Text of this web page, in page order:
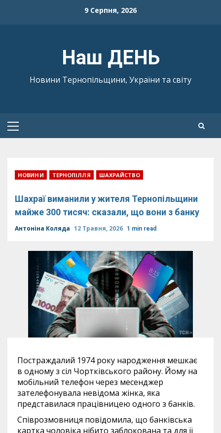
9 Серпня, 2026
Наш ДЕНЬ
Новини Тернопільщини, України та світу
Primary
НОВИНИ ТЕРНОПІЛЛЯ ШАХРАЙСТВО
Шахраї виманили у жителя Тернопільщини
майже 300 тисяч: сказали, що вони з банку
Антоніна Коляда 12 Травня, 2026 1 min read
Постраждалий 1974 року народження мешкає
в одному з сіл Чортківського району. Йому на
мобільний телефон через месенджер
зателефонувала невідома жінка, яка
представилася працівницею одного з банків.
Співрозмовниця повідомила, що банківська
картка чоловіка нібито заблокована та для її